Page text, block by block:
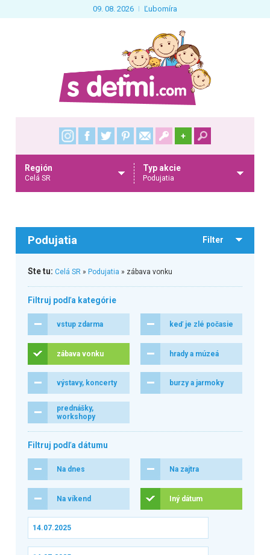
09. 08. 2026 Ľubomíra
+
Región
Celá SR
Typ akcie
Podujatia
Podujatia Filter
Ste tu: Celá SR» Podujatia » zábava vonku
Filtruj podľa kategórie
vstup zdarma keď je zlé počasie
zábava vonku hrady a múzeá
výstavy, koncerty burzy a jarmoky
prednášky,
workshopy
Filtruj podľa dátumu
Na dnes Na zajtra
Na víkend Iný dátum